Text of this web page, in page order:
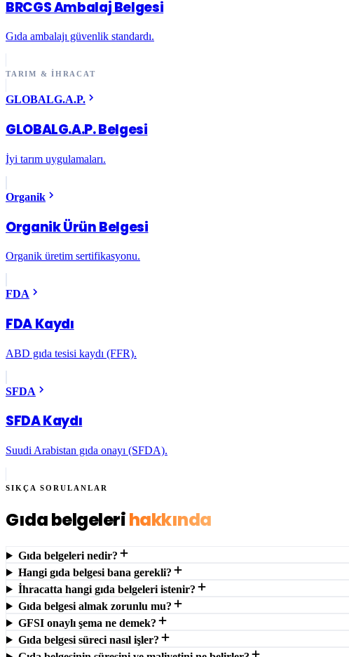
BRCGS Ambalaj Belgesi
Gıda ambalajı güvenlik standardı.
TARIM & İHRACAT
GLOBALG.A.P.
GLOBALG.A.P. Belgesi
İyi tarım uygulamaları.
Organik
Organik Ürün Belgesi
Organik üretim sertifikasyonu.
FDA
FDA Kaydı
ABD gıda tesisi kaydı (FFR).
SFDA
SFDA Kaydı
Suudi Arabistan gıda onayı (SFDA).
SIKÇA SORULANLAR
Gıda belgelerihakkında
Gıda belgeleri nedir?
Hangi gıda belgesi bana gerekli?
İhracatta hangi gıda belgeleri istenir?
Gıda belgesi almak zorunlu mu?
GFSI onaylı şema ne demek?
Gıda belgesi süreci nasıl işler?